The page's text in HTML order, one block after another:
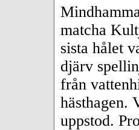
matcha
sista hålet
djärv
från
hästhagen.
uppstod.